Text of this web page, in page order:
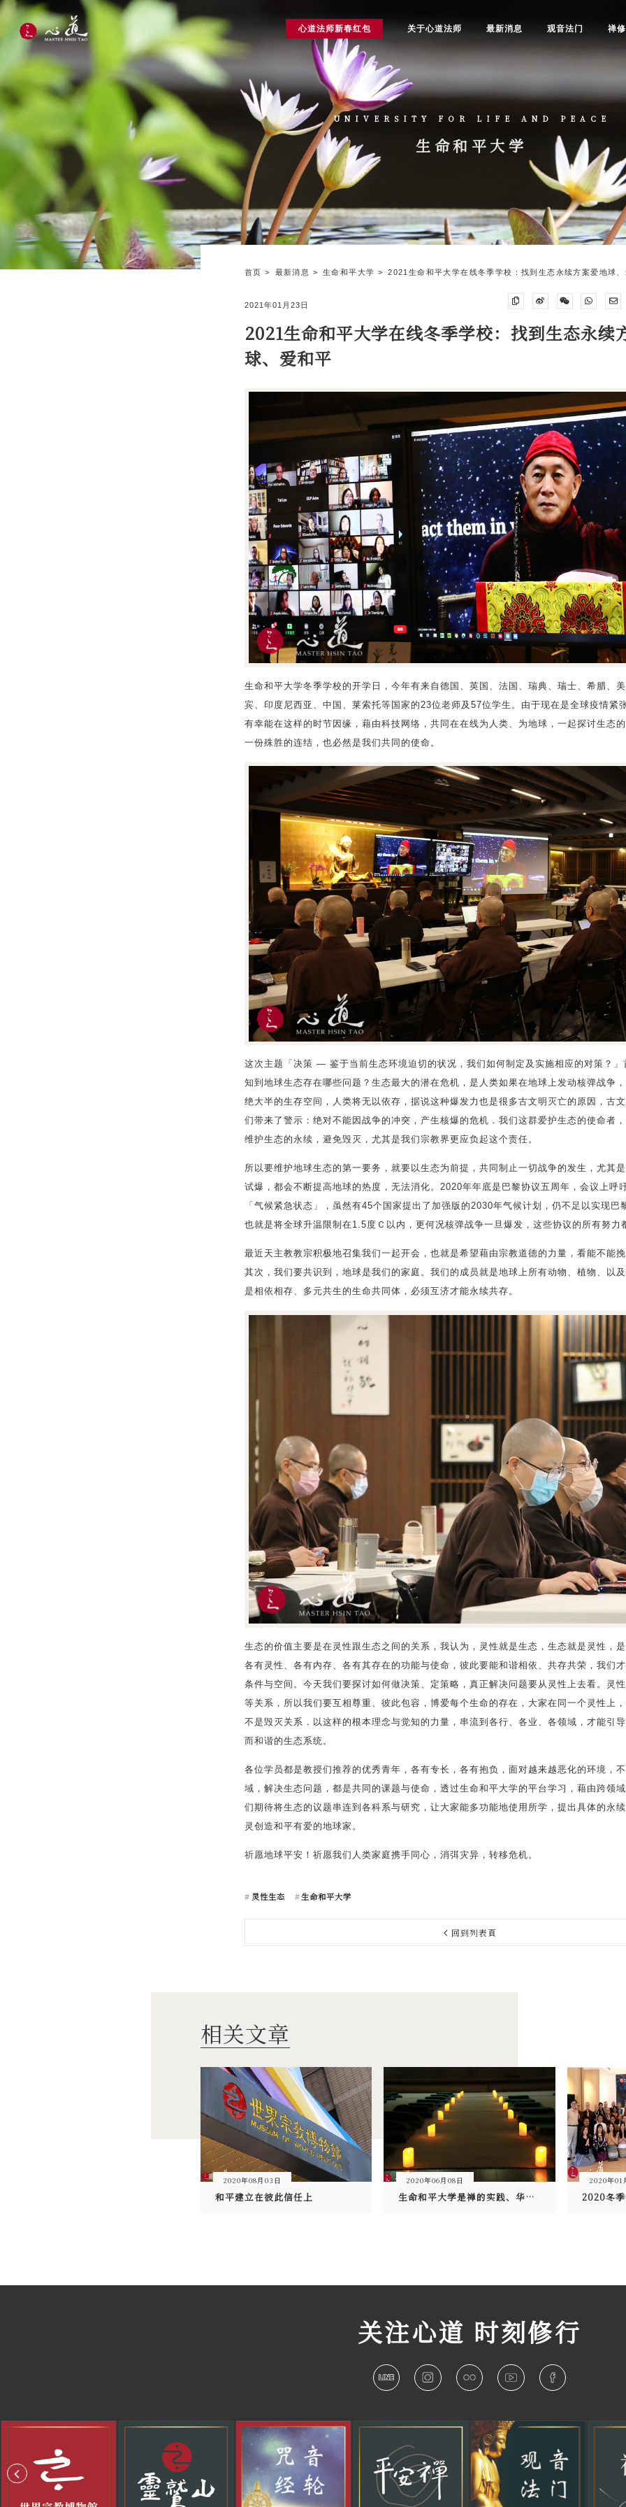
UNIVERSITY FOR LIFE AND PEACE
生命和平大学
首页 最新消息 生命和平大学 2021生命和平大学在线冬季学校：找到生态永续方案爱地球
2021年01月23日
2021生命和平大学在线冬季学校：找到生态永续
球、爱和平
生命和平大学冬季学校的开学日，今年有来自德国、英国、法国、瑞典、瑞士、希腊、
宾、印度尼西亚、中国、莱索托等国家的23位老师及57位学生。由于现在是全球疫情紧
有幸能在这样的时节因缘，藉由科技网络，共同在在线为人类、为地球，一起探讨生态
一份殊胜的连结，也必然是我们共同的使命。
这次主题「决策 — 鉴于当前生态环境迫切的状况，我们如何制定及实施相应的对策？」
知到地球生态存在哪些问题？生态最大的潜在危机，是人类如果在地球上发动核弹战争
绝大半的生存空间，人类将无以依存，据说这种爆发力也是很多古文明灭亡的原因，古
们带来了警示：绝对不能因战争的冲突，产生核爆的危机．我们这群爱护生态的使命者
维护生态的永续，避免毁灭，尤其是我们宗教界更应负起这个责任。
所以要维护地球生态的第一要务，就要以生态为前提，共同制止一切战争的发生，尤其
试爆，都会不断提高地球的热度，无法消化。2020年年底是巴黎协议五周年，会议上呼
「气候紧急状态」，虽然有45个国家提出了加强版的2030年气候计划，仍不足以实现巴
也就是将全球升温限制在1.5度Ｃ以内，更何况核弹战争一旦爆发，这些协议的所有努力
最近天主教教宗积极地召集我们一起开会，也就是希望藉由宗教道德的力量，看能不能
其次，我们要共识到，地球是我们的家庭。我们的成员就是地球上所有动物、植物、以
是相依相存、多元共生的生命共同体，必须互济才能永续共存。
生态的价值主要是在灵性跟生态之间的关系，我认为，灵性就是生态，生态就是灵性，
各有灵性、各有内存、各有其存在的功能与使命，彼此要能和谐相依、共存共荣，我们
条件与空间。今天我们要探讨如何做决策、定策略，真正解决问题要从灵性上去看。灵
等关系，所以我们要互相尊重、彼此包容，博爱每个生命的存在，大家在同一个灵性上
不是毁灭关系．以这样的根本理念与觉知的力量，串流到各行、各业、各领域，才能引
而和谐的生态系统。
各位学员都是教授们推荐的优秀青年，各有专长，各有抱负，面对越来越恶化的环境，
域，解决生态问题，都是共同的课题与使命，透过生命和平大学的平台学习，藉由跨领
们期待将生态的议题串连到各科系与研究，让大家能多功能地使用所学，提出具体的永
灵创造和平有爱的地球家。
祈愿地球平安！祈愿我们人类家庭携手同心，消弭灾异，转移危机。
灵性生态 生命和平大学
回到列表頁
相关文章
2020年08月03日
和平建立在彼此信任上
2020年06月08日
生命和平大学是禅的实践、华严的呈现
2020年01
关注心道 时刻修行
心道法师新春红包 关于心道法师 最新消息 观音法门 禅修